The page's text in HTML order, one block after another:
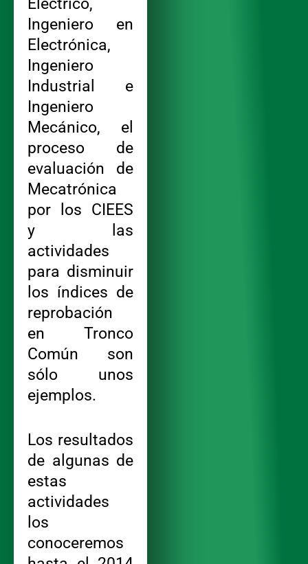
Eléctrico,
Ingeniero en
Electrónica,
Ingeniero
Industrial e
Ingeniero
Mecánico, el
proceso de
evaluación de
Mecatrónica
por los CIEES
y las
actividades
para disminuir
los índices de
reprobación
en Tronco
Común son
sólo unos
ejemplos.
Los resultados
de algunas de
estas
actividades
los
conoceremos